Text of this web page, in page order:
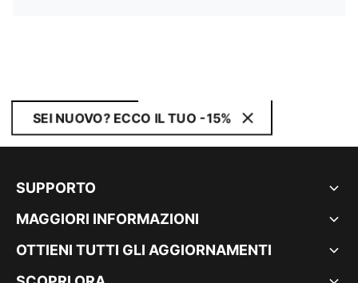
SEI NUOVO? ECCO IL TUO -15%
SUPPORTO
MAGGIORI INFORMAZIONI
OTTIENI TUTTI GLI AGGIORNAMENTI